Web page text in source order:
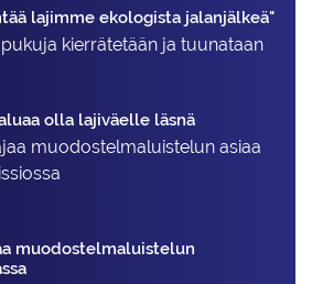
lajimme ekologista jalanjälkeä"
kierrätetään ja tuunataan
olla lajiväelle läsnä
muodostelma­luistelun asiaa
muodostelmaluistelun